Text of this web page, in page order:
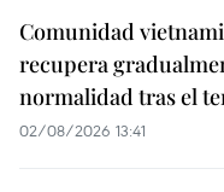
Comunidad
recupera
normalidad tras el
02/08/2026 13:41